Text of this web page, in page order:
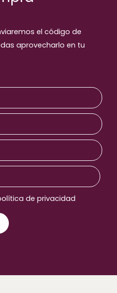
el código de
aprovecharlo en tu
de privacidad